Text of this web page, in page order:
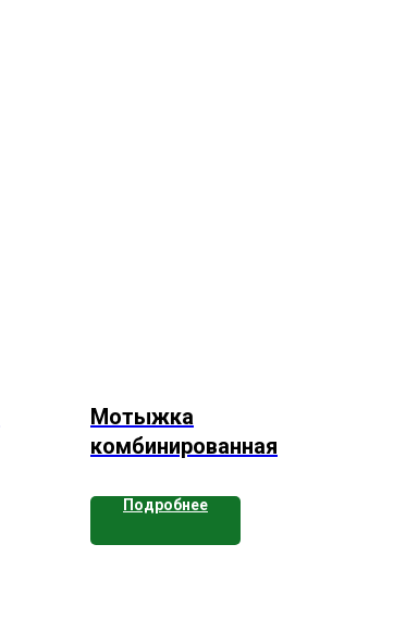
Мотыжка
комбинированная
Подробнее